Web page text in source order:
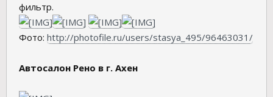
фильтр.
Фото: http://photofile.ru/users/stasya_495/96463031/
Автосалон Рено в г. Ахен